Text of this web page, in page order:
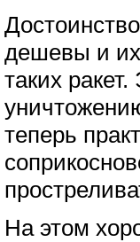
дешевы и их
таких
теперь
На этом